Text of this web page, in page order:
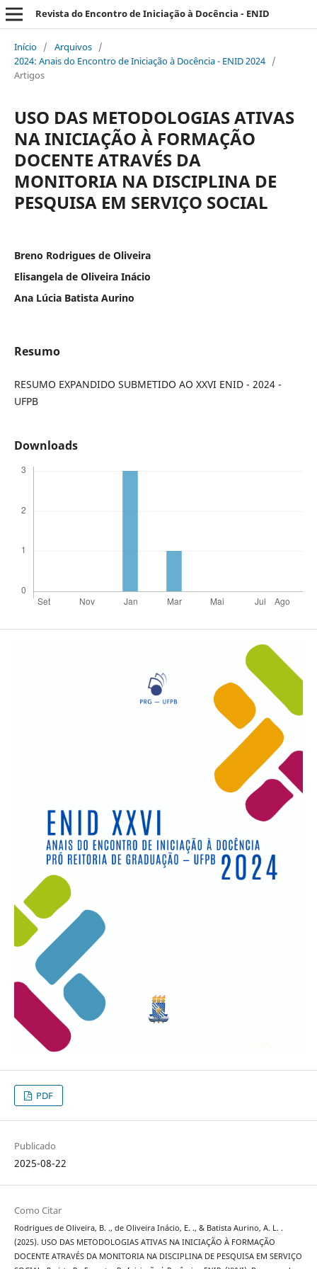
Revista do Encontro de Iniciação à Docência - ENID
Início / Arquivos /
2024: Anais do Encontro de Iniciação à Docência - ENID 2024 /
Artigos
USO DAS METODOLOGIAS ATIVAS
NA INICIAÇÃO À FORMAÇÃO
DOCENTE ATRAVÉS DA
MONITORIA NA DISCIPLINA DE
PESQUISA EM SERVIÇO SOCIAL
Breno Rodrigues de Oliveira
Elisangela de Oliveira Inácio
Ana Lúcia Batista Aurino
Resumo
RESUMO EXPANDIDO SUBMETIDO AO XXVI ENID - 2024 -
UFPB
Downloads
PDF
Publicado
2025-08-22
Como Citar
Rodrigues de Oliveira, B. ., de Oliveira Inácio, E. ., & Batista Aurino, A. L. .
(2025). USO DAS METODOLOGIAS ATIVAS NA INICIAÇÃO À FORMAÇÃO
DOCENTE ATRAVÉS DA MONITORIA NA DISCIPLINA DE PESQUISA EM SERVIÇO